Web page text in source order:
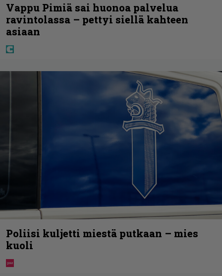
Vappu Pimiä sai huonoa palvelua
ravintolassa – pettyi siellä kahteen
asiaan
Poliisi kuljetti miestä putkaan – mies
kuoli